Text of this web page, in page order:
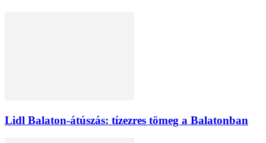
Lidl Balaton-átúszás: tízezres tömeg a Balatonban